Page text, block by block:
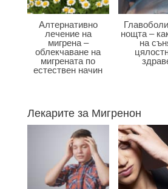
Алтернативно
лечение на
мигрена –
облекчаване на
мигрената по
естествен начин
нощта –
на
Лекарите за Мигренон